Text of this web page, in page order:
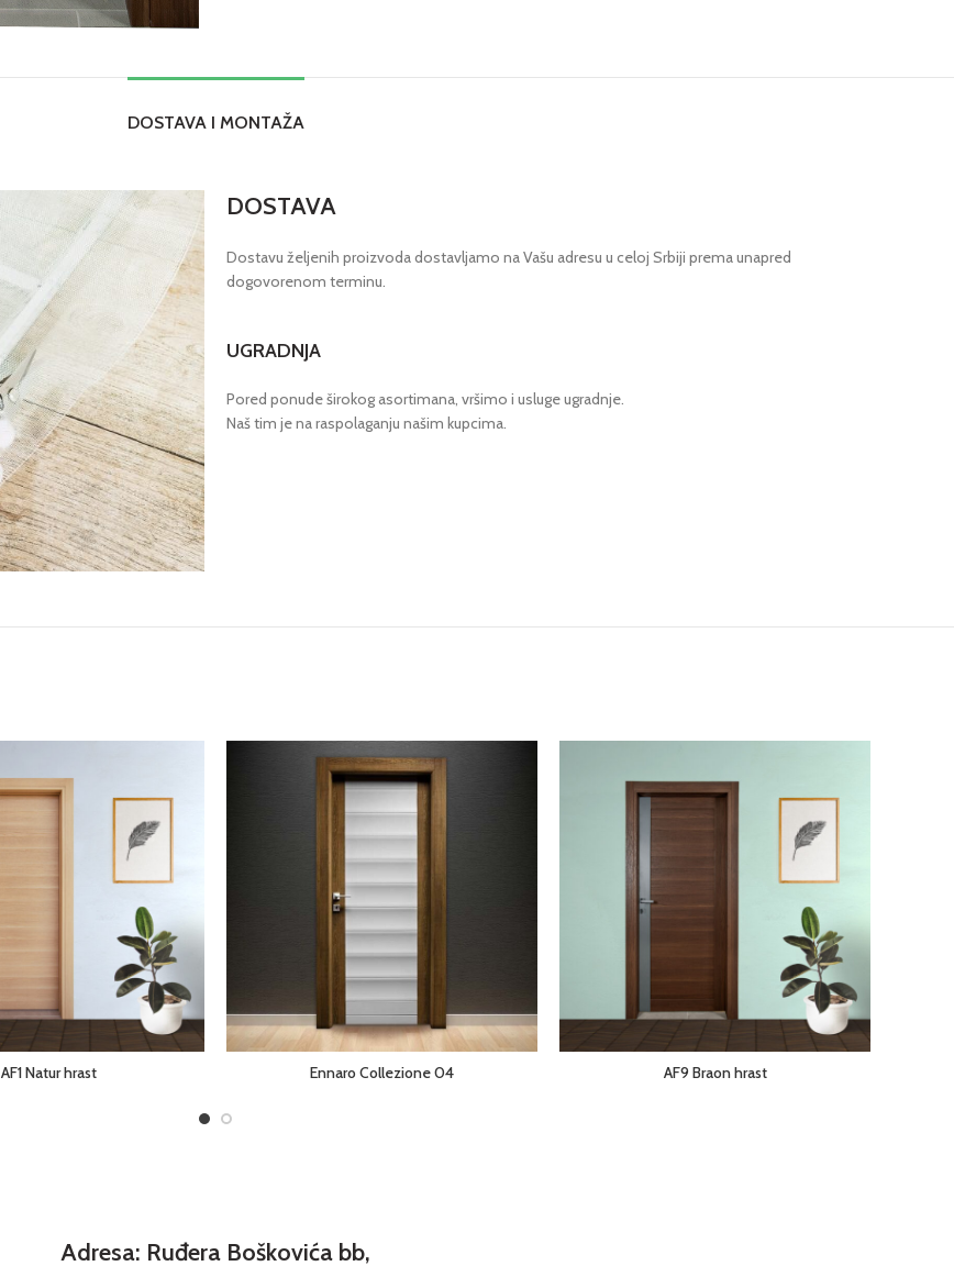
DOSTAVA I MONTAŽA
DOSTAVA
Dostavu željenih proizvoda dostavljamo na Vašu adresu u celoj Srbiji prema unapred
dogovorenom terminu.
UGRADNJA
Pored ponude širokog asortimana, vršimo i usluge ugradnje.
Naš tim je na raspolaganju našim kupcima.
AF1 Natur hrast Ennaro Collezione 04 AF9 Braon hrast
Adresa: Ruđera Boškovića bb,